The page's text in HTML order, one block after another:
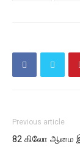
Previous article
82 கிலோ ஆமை